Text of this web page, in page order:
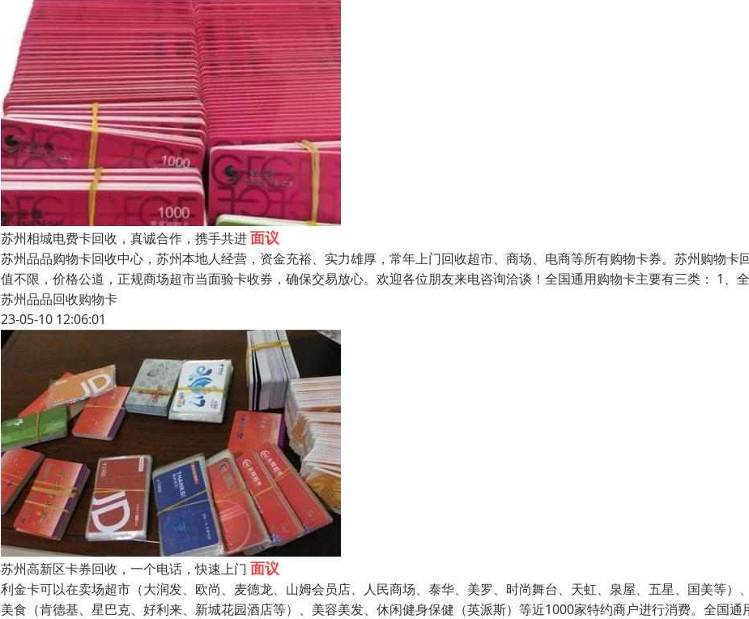
苏州相城电费卡回收，真诚合作，携手共进面议
苏州品品购物卡回收中心，苏州本地人经营，资金充裕、实力雄厚，常年上门回收超市、商场、电商等所有购物卡券。苏州购物卡
值不限，价格公道，正规商场超市当面验卡收券，确保交易放心。欢迎各位朋友来电咨询洽谈！全国通用购物卡主要有三类： 1、
苏州品品回收购物卡
23-05-10 12:06:01
苏州高新区卡券回收，一个电话，快速上门 面议
利金卡可以在卖场超市（大润发、欧尚、麦德龙、山姆会员店、人民商场、泰华、美罗、时尚舞台、天虹、泉屋、五星、国美等）
美食（肯德基、星巴克、好利来、新城花园酒店等）、美容美发、休闲健身保健（英派斯）等近1000家特约商户进行消费。全国通